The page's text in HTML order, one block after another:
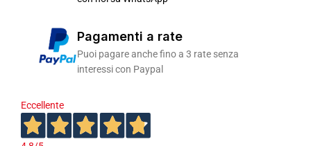
Pagamenti a rate
Puoi pagare anche fino a 3 rate senza
interessi con Paypal
Eccellente